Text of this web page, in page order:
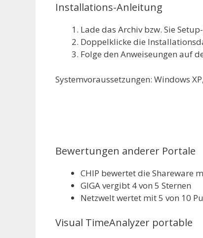
Installations-Anleitung
Lade das Archiv bzw. Sie
Doppelklicke die
Folge den Anweiseungen auf
Systemvoraussetzungen: Windows
Bewertungen anderer Portale
CHIP bewertet die Shareware
GIGA vergibt 4 von 5 Sternen
Netzwelt wertet mit 5 von 10
Visual TimeAnalyzer portable